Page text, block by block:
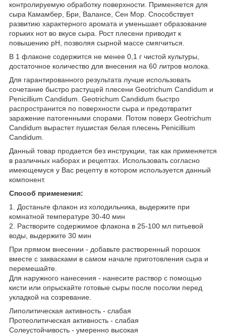
контролируемую обработку поверхности. Применяется для
сыра Камамбер, Бри, Валансе, Сен Мор. Способствует
развитию характерного аромата и уменьшает образование
горьких нот во вкусе сыра. Рост плесени приводит к
повышению рН, позволяя сырной массе смягчиться.
В 1 флаконе содержится не менее 0,1 г чистой культуры,
достаточное количество для внесения на 60 литров молока.
Для гарантированного результата лучше использовать
сочетание быстро растущей плесени Geotrichum Candidum и
Penicillium Candidum. Geotrichum Candidum быстро
распространится по поверхности сыра и предотвратит
заражение патогенными спорами. Потом поверх Geotrichum
Candidum вырастет пушистая белая плесень Penicillium
Candidum.
Данный товар продается без инструкции, так как применяется
в различных наборах и рецептах. Использовать согласно
имеющемуся у Вас рецепту в котором используется данный
компонент.
Способ применения:
1. Достаньте флакон из холодильника, выдержите при
комнатной температуре 30-40 мин
2. Растворите содержимое флакона в 25-100 мл питьевой
воды, выдержите 30 мин
При прямом внесении - добавьте растворенный порошок
вместе с заквасками в самом начале приготовления сыра и
перемешайте.
Для наружного нанесения - нанесите раствор с помощью
кисти или опрыскайте готовые сыры после посолки перед
укладкой на созревание.
Липолитическая активность - слабая
Протеолитическая активность - слабая
Солеустойчивость - умеренно высокая